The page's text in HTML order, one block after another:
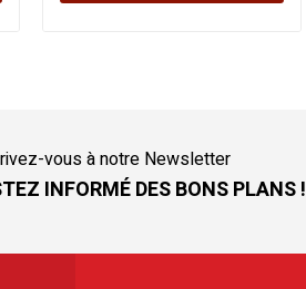
vous à notre Newsletter
INFORMÉ DES BONS PLANS !